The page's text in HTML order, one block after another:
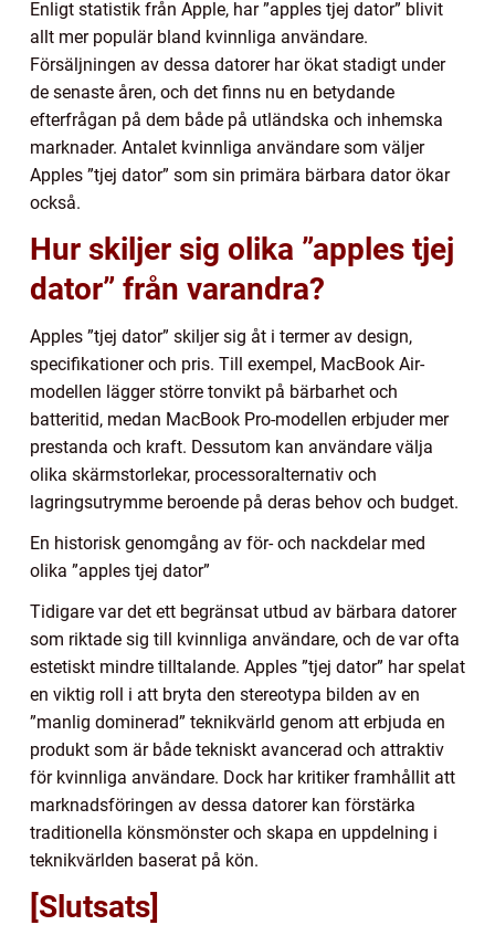
Enligt statistik från Apple, har ”apples tjej dator” blivit
allt mer populär bland kvinnliga användare.
Försäljningen av dessa datorer har ökat stadigt under
de senaste åren, och det finns nu en betydande
efterfrågan på dem både på utländska och inhemska
marknader. Antalet kvinnliga användare som väljer
Apples ”tjej dator” som sin primära bärbara dator ökar
också.
Hur skiljer sig olika ”apples tjej
dator” från varandra?
Apples ”tjej dator” skiljer sig åt i termer av design,
specifikationer och pris. Till exempel, MacBook Air-
modellen lägger större tonvikt på bärbarhet och
batteritid, medan MacBook Pro-modellen erbjuder mer
prestanda och kraft. Dessutom kan användare välja
olika skärmstorlekar, processoralternativ och
lagringsutrymme beroende på deras behov och budget.
En historisk genomgång av för- och nackdelar med
olika ”apples tjej dator”
Tidigare var det ett begränsat utbud av bärbara datorer
som riktade sig till kvinnliga användare, och de var ofta
estetiskt mindre tilltalande. Apples ”tjej dator” har spelat
en viktig roll i att bryta den stereotypa bilden av en
”manlig dominerad” teknikvärld genom att erbjuda en
produkt som är både tekniskt avancerad och attraktiv
för kvinnliga användare. Dock har kritiker framhållit att
marknadsföringen av dessa datorer kan förstärka
traditionella könsmönster och skapa en uppdelning i
teknikvärlden baserat på kön.
[Slutsats]